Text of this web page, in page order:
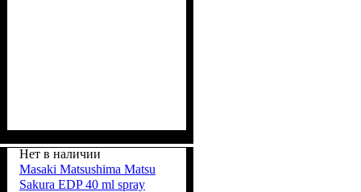
Нет в наличии
Masaki Matsushima Matsu
Sakura EDP 40 ml spray